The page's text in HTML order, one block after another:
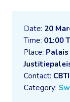
Date: 20
Time: 01:00
Place:
Contact:
Category: